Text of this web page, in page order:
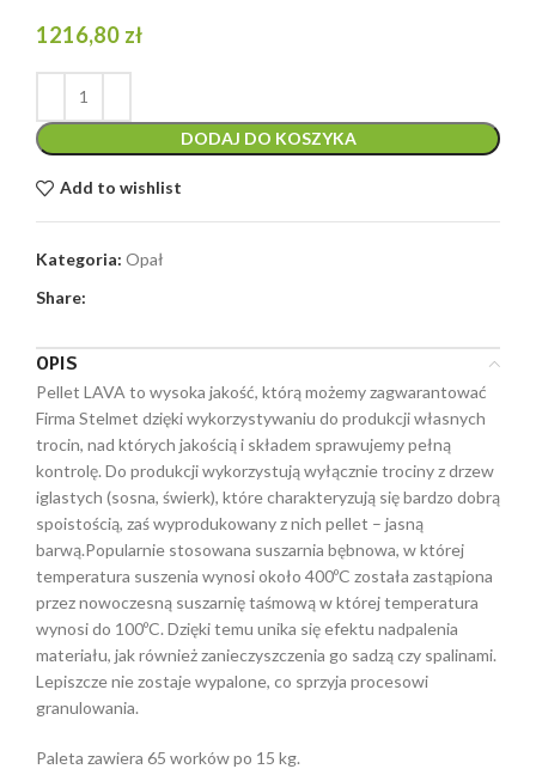
1216,80 zł
DODAJ DO KOSZYKA
Add to wishlist
Kategoria: Opał
Share:
OPIS
Pellet LAVA to wysoka jakość, którą możemy zagwarantować
Firma Stelmet dzięki wykorzystywaniu do produkcji własnych
trocin, nad których jakością i składem sprawujemy pełną
kontrolę. Do produkcji wykorzystują wyłącznie trociny z drzew
iglastych (sosna, świerk), które charakteryzują się bardzo dobrą
spoistością, zaś wyprodukowany z nich pellet – jasną
barwą.Popularnie stosowana suszarnia bębnowa, w której
temperatura suszenia wynosi około 400ºC została zastąpiona
przez nowoczesną suszarnię taśmową w której temperatura
wynosi do 100ºC. Dzięki temu unika się efektu nadpalenia
materiału, jak również zanieczyszczenia go sadzą czy spalinami.
Lepiszcze nie zostaje wypalone, co sprzyja procesowi
granulowania.
Paleta zawiera 65 worków po 15 kg.